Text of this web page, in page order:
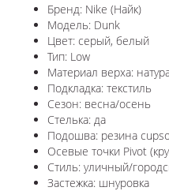
Бренд: Nike (Найк)
Модель: Dunk
Цвет: серый, белый
Тип: Low
Материал верха:
Подкладка: текстиль
Сезон: весна/осень
Стелька: да
Подошва: резина
Осевые точки Pivot
Стиль: уличный/
Застежка: шнуровка